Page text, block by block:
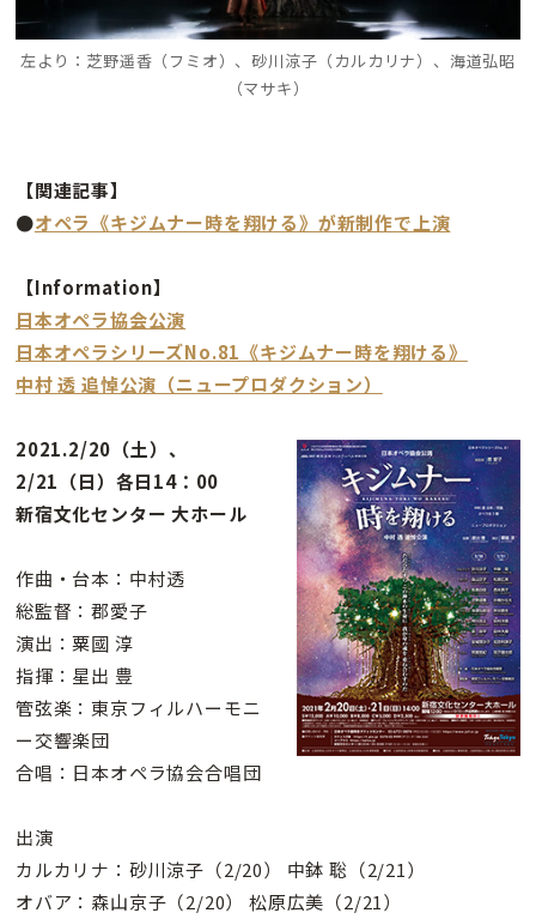
左より：芝野遥香（フミオ）、砂川涼子（カルカリナ）、海道弘昭
（マサキ）
【関連記事】
●オペラ《キジムナー時を翔ける》が新制作で上演
【Information】
日本オペラ協会公演
日本オペラシリーズNo.81《キジムナー時を翔ける》
中村 透 追悼公演（ニュープロダクション）
2021.2/20（土）、
2/21（日）各日14：00
新宿文化センター 大ホール
作曲・台本：中村透
総監督：郡愛子
演出：粟國 淳
指揮：星出 豊
管弦楽：東京フィルハーモニ
ー交響楽団
合唱：日本オペラ協会合唱団
出演
カルカリナ：砂川涼子（2/20） 中鉢 聡（2/21）
オバア：森山京子（2/20） 松原広美（2/21）